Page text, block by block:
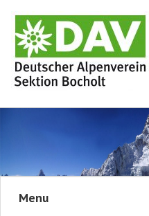
Menu